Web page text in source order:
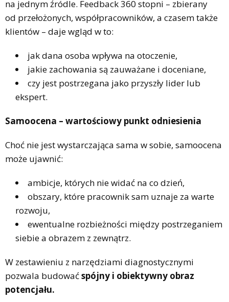
na jednym źródle. Feedback 360 stopni – zbierany
od przełożonych, współpracowników, a czasem także
klientów – daje wgląd w to:
jak dana osoba wpływa na otoczenie,
jakie zachowania są zauważane i doceniane,
czy jest postrzegana jako przyszły lider lub
ekspert.
Samoocena – wartościowy punkt odniesienia
Choć nie jest wystarczająca sama w sobie, samoocena
może ujawnić:
ambicje, których nie widać na co dzień,
obszary, które pracownik sam uznaje za warte
rozwoju,
ewentualne rozbieżności między postrzeganiem
siebie a obrazem z zewnątrz.
W zestawieniu z narzędziami diagnostycznymi
pozwala budowaćspójny i obiektywny obraz
potencjału.